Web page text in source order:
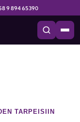
9 894 65390
TARPEISIIN